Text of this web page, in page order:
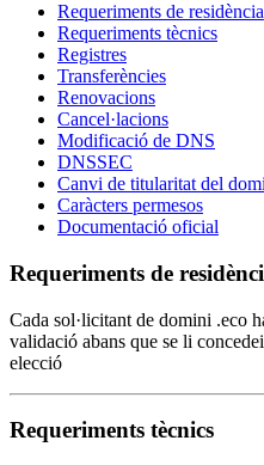
Requeriments de residència
Requeriments tècnics
Registres
Transferències
Renovacions
Cancel·lacions
Modificació de DNS
DNSSEC
Canvi de titularitat del
Caràcters permesos
Documentació oficial
Requeriments de
Cada sol·licitant de domini .eco
validació abans que se li
elecció
Requeriments tècnics